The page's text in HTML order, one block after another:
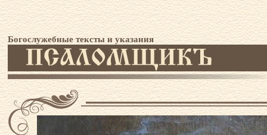
Богослужебные тексты и указания